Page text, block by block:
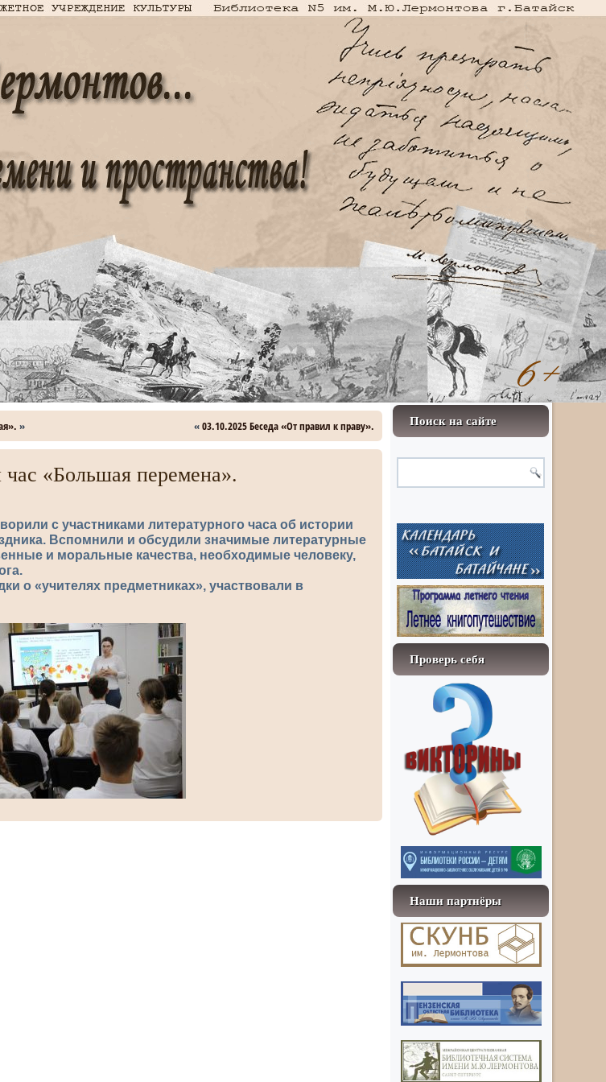
» «03.10.2025 Беседа «От правил к праву».
«Большая перемена».
с участниками литературного часа об истории
Вспомнили и обсудили значимые литературные
и моральные качества, необходимые человеку,
о «учителях предметниках», участвовали в
Поиск на сайте
Проверь себя
Наши партнёры